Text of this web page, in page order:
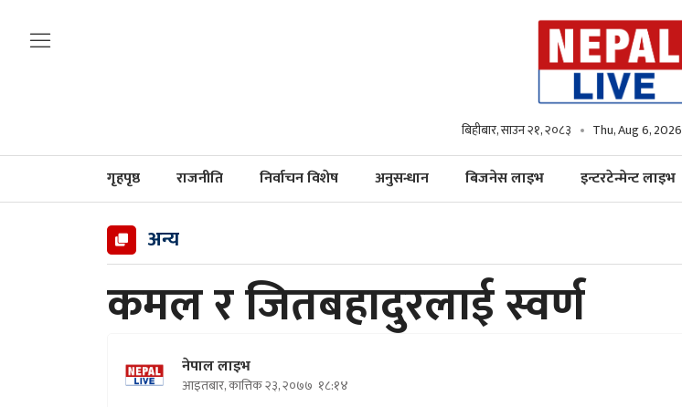
बिहीबार, साउन २१, २०८३ Thu, Aug 6, 2026
गृहपृष्ठ राजनीति निर्वाचन विशेष अनुसन्धान बिजनेस लाइभ इन्टरटेन्मेन्ट लाइभ
अन्य
कमल र जितबहादुरलाई स्वर्ण
नेपाल लाइभ
आइतबार, कात्तिक २३, २०७७ १८:१४